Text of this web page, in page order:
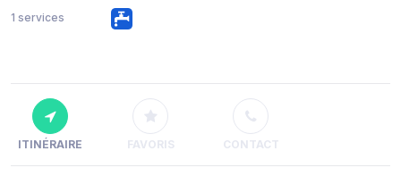
1 services
ITINÉRAIRE FAVORIS CONTACT